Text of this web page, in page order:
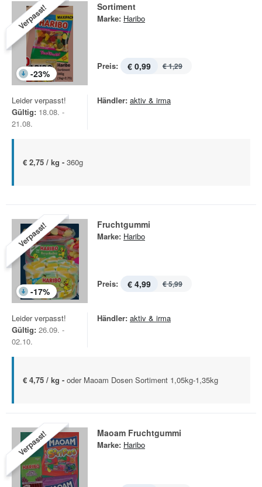
Verpasst!
-23%
Sortiment
Marke: Haribo
Preis: € 0,99 € 1,29
Leider verpasst!
Gültig: 18.08. -
21.08.
Händler: aktiv & irma
€ 2,75 / kg - 360g
Verpasst!
-17%
Fruchtgummi
Marke: Haribo
Preis: € 4,99 € 5,99
Leider verpasst!
Gültig: 26.09. -
02.10.
Händler: aktiv & irma
€ 4,75 / kg - oder Maoam Dosen Sortiment 1,05kg-1,35kg
Verpasst! Maoam Fruchtgummi
Marke: Haribo